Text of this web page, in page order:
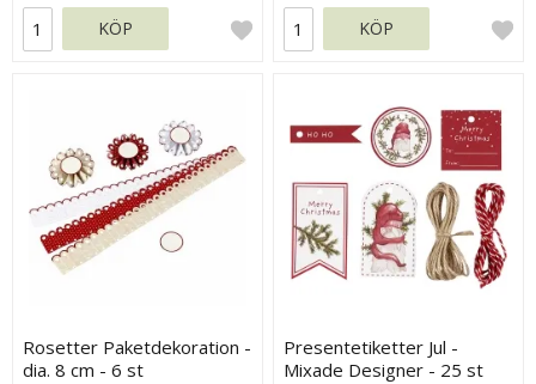
KÖP KÖP
Rosetter Paketdekoration -
dia. 8 cm - 6 st
Presentetiketter Jul -
Mixade Designer - 25 st